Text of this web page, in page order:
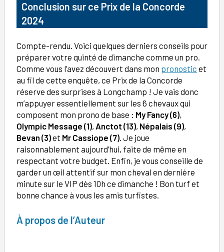
Conclusion sur ce Prix de la Concorde
2024
Compte-rendu. Voici quelques derniers conseils pour
préparer votre quinté de dimanche comme un pro.
Comme vous l’avez découvert dans mon pronostic et
au fil de cette enquête, ce Prix de la Concorde
réserve des surprises à Longchamp ! Je vais donc
m’appuyer essentiellement sur les 6 chevaux qui
composent mon prono de base : My Fancy(6),
Olympic Message (1), Anctot (13), Népalais (9),
Bevan (3)et Mr Cassiope (7). Je joue
raisonnablement aujourd’hui, faite de même en
respectant votre budget. Enfin, je vous conseille de
garder un œil attentif sur mon cheval en dernière
minute sur le VIP dès 10h ce dimanche ! Bon turf et
bonne chance à vous les amis turfistes.
À propos de l’Auteur